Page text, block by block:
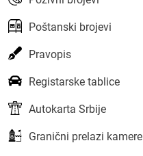
Poštanski brojevi
Pravopis
Registarske tablice
Autokarta Srbije
Granični prelazi kamere